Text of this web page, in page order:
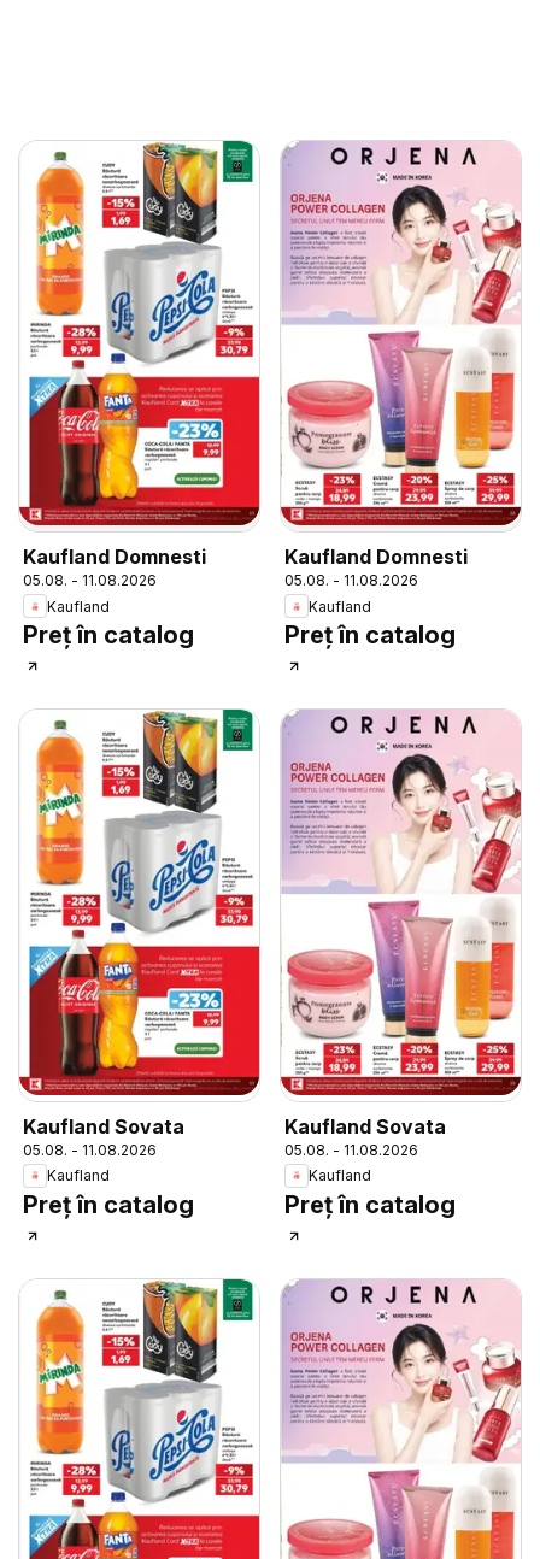
Kaufland Domnesti
05.08. - 11.08.2026
Kaufland
Preț în catalog
Kaufland Domnesti
05.08. - 11.08.2026
Kaufland
Preț în catalog
Kaufland Sovata
05.08. - 11.08.2026
Kaufland
Preț în catalog
Kaufland Sovata
05.08. - 11.08.2026
Kaufland
Preț în catalog